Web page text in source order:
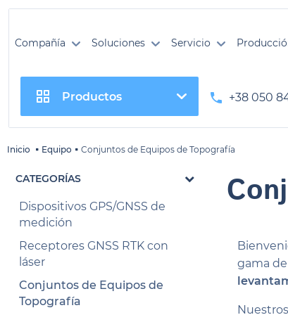
Compañía Soluciones Servicio
Productos +38 050
Inicio Equipo Conjuntos de Equipos de Topografía
CATEGORÍAS
Dispositivos GPS/GNSS de
medición
Receptores GNSS RTK con
láser
Conjuntos de Equipos de
Topografía
gama de
Nuestros